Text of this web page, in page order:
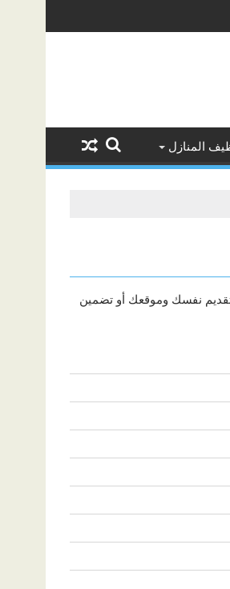
المنازل
نفسك وموقعك أو تضمين